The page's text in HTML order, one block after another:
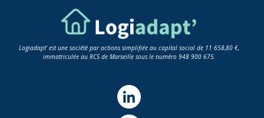
Logiadapt' est une société par actions simplifiée au capital social de 11 658,80 €,
immatriculée au RCS de Marseille sous le numéro 948 900 675.